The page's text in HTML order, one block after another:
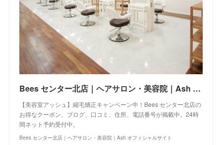
Bees センター北店｜ヘアサロン・美容院｜Ash オフィシャルサイト
【美容室アッシュ】縮毛矯正キャンペーン中！Bees センター北店の
お得なクーポン、ブログ、口コミ、住所、電話番号が掲載中。24時
間ネット予約受付中。
Bees センター北店｜ヘアサロン・美容院｜Ash オフィシャルサイト